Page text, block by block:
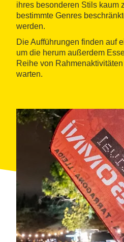
ihres besonderen Stils kaum
bestimmte Genres
werden.
Die Aufführungen finden auf
um die herum außerdem
Reihe von
warten.